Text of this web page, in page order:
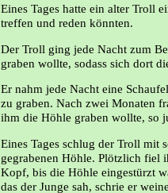
Eines Tages hatte ein alter Troll
treffen und reden könnten.
Der Troll ging jede Nacht zum
graben wollte, sodass sich dort
Er nahm jede Nacht eine
zu graben. Nach zwei Monaten
ihm die Höhle graben wollte, so
Eines Tages schlug der Troll mit
gegrabenen Höhle. Plötzlich fiel
Kopf, bis die Höhle eingestürzt
das der Junge sah, schrie er